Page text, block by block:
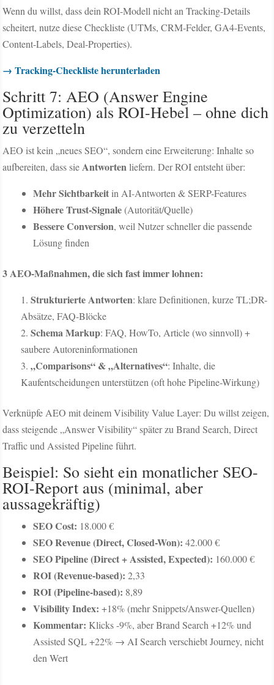
Wenn du willst, dass dein ROI-Modell nicht an Tracking-Details
scheitert, nutze diese Checkliste (UTMs, CRM-Felder, GA4-Events,
Content-Labels, Deal-Properties).
→ Tracking-Checkliste herunterladen
Schritt 7: AEO (Answer Engine
Optimization) als ROI-Hebel – ohne dich
zu verzetteln
AEO ist kein „neues SEO“, sondern eine Erweiterung: Inhalte so
aufbereiten, dass sie Antwortenliefern. Der ROI entsteht über:
Mehr Sichtbarkeit in AI-Antworten & SERP-Features
Höhere Trust-Signale(Autorität/Quelle)
Bessere Conversion, weil Nutzer schneller die passende
Lösung finden
3 AEO-Maßnahmen, die sich fast immer lohnen:
Strukturierte Antworten: klare Definitionen, kurze TL;DR-
Absätze, FAQ-Blöcke
Schema Markup: FAQ, HowTo, Article (wo sinnvoll) +
saubere Autoreninformationen
„Comparisons“ & „Alternatives“: Inhalte, die
Kaufentscheidungen unterstützen (oft hohe Pipeline-Wirkung)
Verknüpfe AEO mit deinem Visibility Value Layer: Du willst zeigen,
dass steigende „Answer Visibility“ später zu Brand Search, Direct
Traffic und Assisted Pipeline führt.
Beispiel: So sieht ein monatlicher SEO-
ROI-Report aus (minimal, aber
aussagekräftig)
SEO Cost: 18.000 €
SEO Revenue (Direct, Closed-Won): 42.000 €
SEO Pipeline (Direct + Assisted, Expected): 160.000 €
ROI (Revenue-based): 2,33
ROI (Pipeline-based): 8,89
Visibility Index: +18% (mehr Snippets/Answer-Quellen)
Kommentar: Klicks -9%, aber Brand Search +12% und
Assisted SQL +22% → AI Search verschiebt Journey, nicht
den Wert